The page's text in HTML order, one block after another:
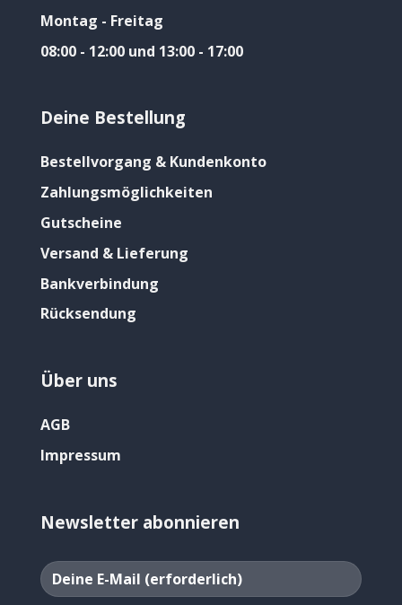
Montag - Freitag
08:00 - 12:00 und 13:00 - 17:00
Deine Bestellung
Bestellvorgang & Kundenkonto
Zahlungsmöglichkeiten
Gutscheine
Versand & Lieferung
Bankverbindung
Rücksendung
Über uns
AGB
Impressum
Newsletter abonnieren